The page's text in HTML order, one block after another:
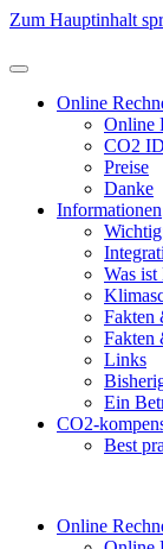
Zum Hauptinhalt
Online
Online
CO2
Preise
Danke
Informationen
Was
Fakten
Fakten
Links
Ein
CO2-
Best
Online